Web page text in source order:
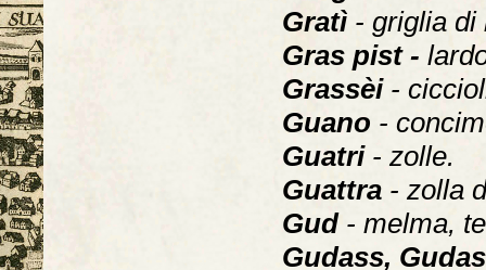
Gratì - griglia di
Gras pist -
Grassèi-
Guano -
Guatri - zolle.
Guattra - zolla
Gud - melma,
Gudass,